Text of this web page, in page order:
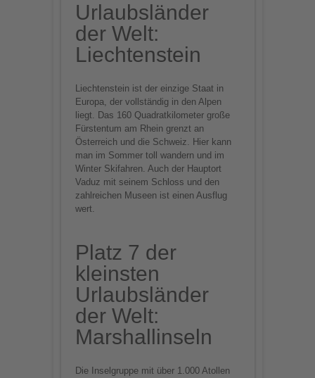
Urlaubsländer
der Welt:
Liechtenstein
Liechtenstein ist der einzige Staat in
Europa, der vollständig in den Alpen
liegt. Das 160 Quadratkilometer große
Fürstentum am Rhein grenzt an
Österreich und die Schweiz. Hier kann
man im Sommer toll wandern und im
Winter Skifahren. Auch der Hauptort
Vaduz mit seinem Schloss und den
zahlreichen Museen ist einen Ausflug
wert.
Platz 7 der
kleinsten
Urlaubsländer
der Welt:
Marshallinseln
Die Inselgruppe mit über 1.000 Atollen